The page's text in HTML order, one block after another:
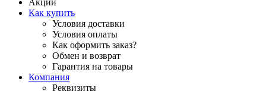
Как купить
Условия доставки
Условия оплаты
Как оформить заказ?
Обмен и возврат
Гарантия на товары
Компания
Реквизиты